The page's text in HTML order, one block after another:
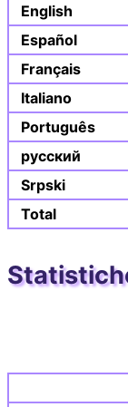
English
Español
Français
Italiano
Português
русский
Srpski
Total